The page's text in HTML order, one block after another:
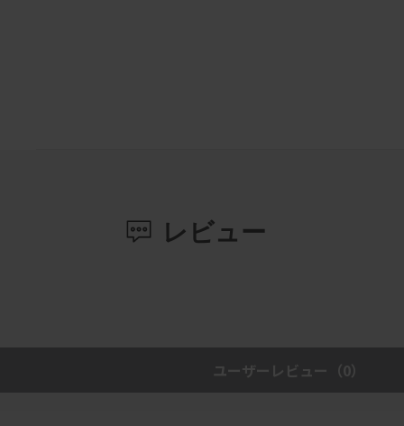
レビュー
ユーザーレビュー （0）